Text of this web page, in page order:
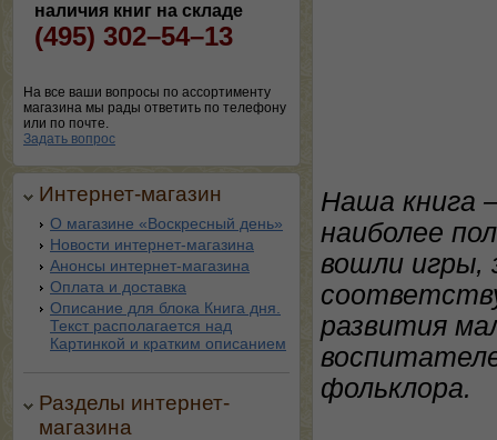
наличия книг на складе
(495) 302–54–13
На все ваши вопросы по ассортименту
магазина мы рады ответить по телефону
или по почте.
Задать вопрос
Интернет-магазин
О магазине «Воскресный день»
Новости интернет-магазина
Анонсы интернет-магазина
Оплата и доставка
Описание для блока Книга дня.
Текст располагается над
Картинкой и кратким описанием
Разделы интернет-
магазина
Наша книга
наиболее
вошли игры,
развития
фольклора.